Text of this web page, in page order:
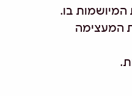
המיושמות בו.
המעצימה